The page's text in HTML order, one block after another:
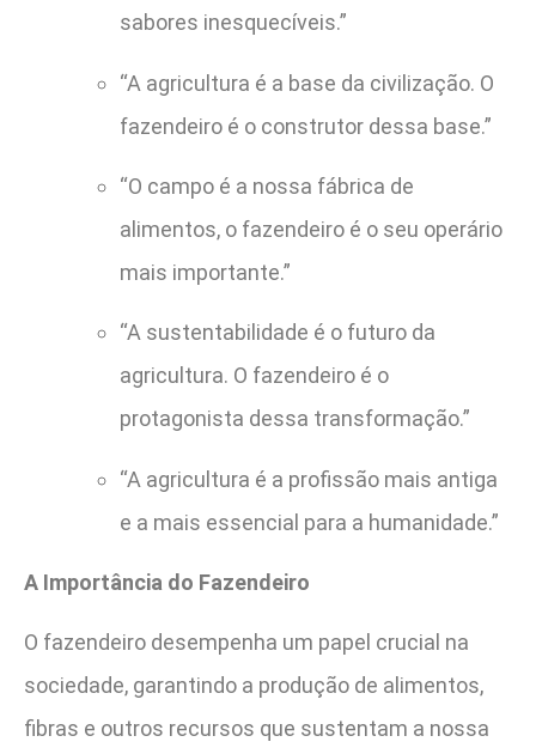
sabores inesquecíveis.”
“A agricultura é a base da civilização. O
fazendeiro é o construtor dessa base.”
“O campo é a nossa fábrica de
alimentos, o fazendeiro é o seu operário
mais importante.”
“A sustentabilidade é o futuro da
agricultura. O fazendeiro é o
protagonista dessa transformação.”
“A agricultura é a profissão mais antiga
e a mais essencial para a humanidade.”
A Importância do Fazendeiro
O fazendeiro desempenha um papel crucial na
sociedade, garantindo a produção de alimentos,
fibras e outros recursos que sustentam a nossa